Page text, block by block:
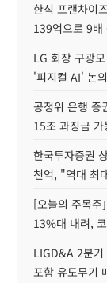
한식 프랜차이
139억으로 9배
LG 회장 구광
'피지컬 AI' 논
공정위 은행 증
15조 과징금 가
한국투자증권
천억, "역대 최
[오늘의 주목
13%대 내려,
LIGD&A 2분
포함 유도무기